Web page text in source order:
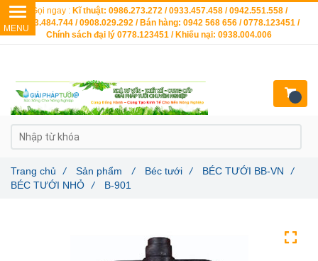
Trang chủ / Sản phẩm / Béc tưới / BÉC TƯỚI BB-VN
/
BÉC TƯỚI NHỎ
/ B-901
Gọi ngay : Kĩ thuật: 0986.273.272 / 0933.457.458 / 0942.551.558 /
0903.484.744 / 0908.029.292 / Bán hàng: 0942 568 656 / 0778.123451 /
Chính sách đại lý 0778.123451 / Khiếu nại: 0938.004.006